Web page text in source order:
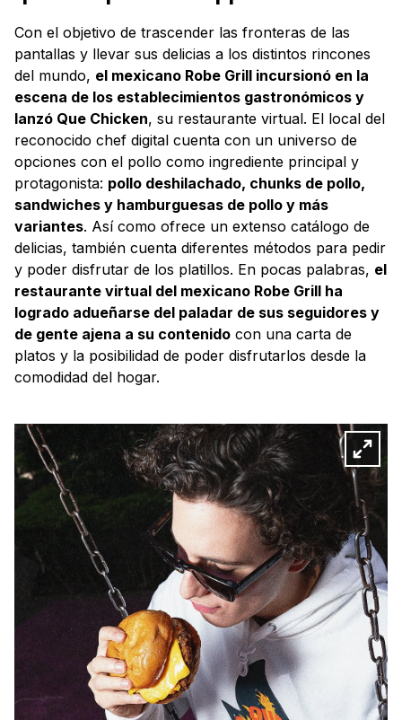
Con el objetivo de trascender las fronteras de las
pantallas y llevar sus delicias a los distintos rincones
del mundo, el mexicano Robe Grill incursionó en la
escena de los establecimientos gastronómicos y
lanzó Que Chicken, su restaurante virtual. El local del
reconocido chef digital cuenta con un universo de
opciones con el pollo como ingrediente principal y
protagonista: pollo deshilachado, chunks de pollo,
sandwiches y hamburguesas de pollo y más
variantes. Así como ofrece un extenso catálogo de
delicias, también cuenta diferentes métodos para pedir
y poder disfrutar de los platillos. En pocas palabras, el
restaurante virtual del mexicano Robe Grill ha
logrado adueñarse del paladar de sus seguidores y
de gente ajena a su contenido con una carta de
platos y la posibilidad de poder disfrutarlos desde la
comodidad del hogar.